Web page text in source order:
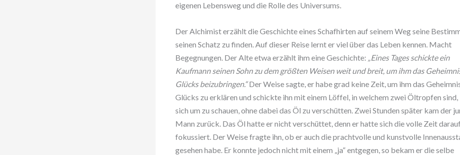
eigenen Lebensweg und die Rolle des Universums.
Der Alchimist erzählt die Geschichte eines Schafhirten auf seinem Weg seine
seinen Schatz zu finden. Auf dieser Reise lernt er viel über das Leben kennen. Macht
Begegnungen. Der Alte etwa erzählt ihm eine Geschichte: „Eines Tages schickte ein
Kaufmann seinen Sohn zu dem größten Weisen weit und breit, um ihm das
Glücks beizubringen.“Der Weise sagte, er habe grad keine Zeit, um ihm das
Glücks zu erklären und schickte ihn mit einem Löffel, in welchem zwei Öltropfen sind,
sich um zu schauen, ohne dabei das Öl zu verschütten. Zwei Stunden später kam der
Mann zurück. Das Öl hatte er nicht verschüttet, denn er hatte sich die volle Zeit darauf
fokussiert. Der Weise fragte ihn, ob er auch die prachtvolle und kunstvolle
gesehen habe. Er konnte jedoch nicht mit einem „ja“ entgegen, so bekam er die selbe